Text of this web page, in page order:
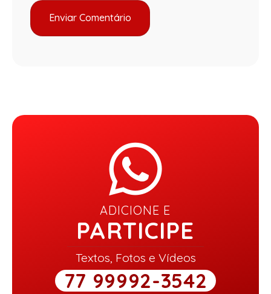
ADICIONE E
PARTICIPE
Textos, Fotos e Vídeos
77 99992-3542